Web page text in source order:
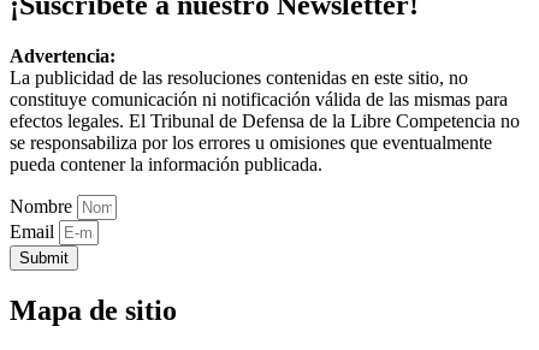
Advertencia:
La publicidad de las resoluciones contenidas en este sitio, no
constituye comunicación ni notificación válida de las mismas para
efectos legales. El Tribunal de Defensa de la Libre Competencia no
se responsabiliza por los errores u omisiones que eventualmente
pueda contener la información publicada.
Nombre
Email
Submit
Mapa de sitio